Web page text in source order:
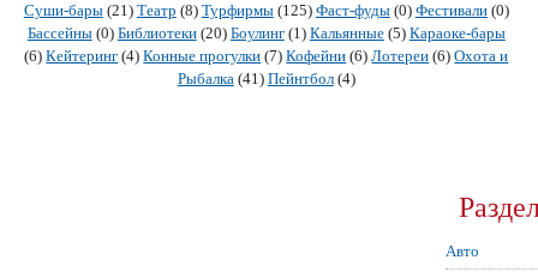
Суши-бары (21) Театр (8) Турфирмы (125) Фаст-фуды (0) Фестивали (0)
Бассейны (0) Библиотеки (20) Боулинг (1) Кальянные (5) Караоке-бары
(6) Кейтеринг (4) Конные прогулки (7) Кофейни (6) Лотереи (6) Охота и
Рыбалка (41) Пейнтбол (4)
Авто